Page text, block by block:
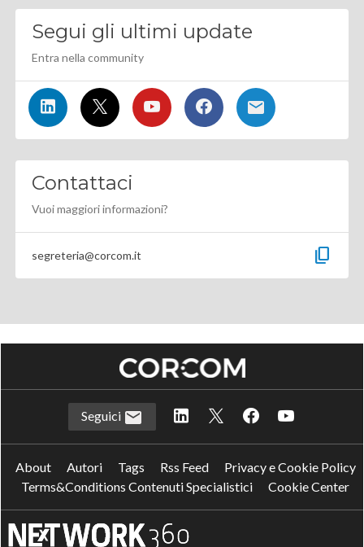
Segui gli ultimi update
Entra nella community
Contattaci
Vuoi maggiori informazioni?
segreteria@corcom.it content_copy
Seguici
About Autori Tags Rss Feed
Privacy e Cookie Policy
Terms&Conditions Contenuti Specialistici
Cookie Center